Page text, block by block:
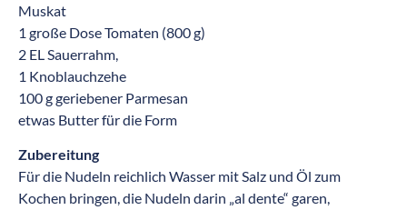
Muskat
1 große Dose Tomaten (800 g)
2 EL Sauerrahm,
1 Knoblauchzehe
100 g geriebener Parmesan
etwas Butter für die Form
Zubereitung
Für die Nudeln reichlich Wasser mit Salz und Öl zum
Kochen bringen, die Nudeln darin „al dente“ garen,